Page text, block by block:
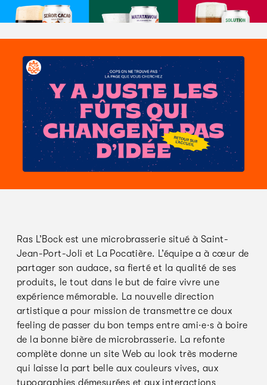
Ras L’Bock est une microbrasserie situé à Saint-
Jean-Port-Joli et La Pocatière. L’équipe a à cœur de
partager son audace, sa fierté et la qualité de ses
produits, le tout dans le but de faire vivre une
expérience mémorable. La nouvelle direction
artistique a pour mission de transmettre ce doux
feeling de passer du bon temps entre ami·e·s à boire
de la bonne bière de microbrasserie. La refonte
complète donne un site Web au look très moderne
qui laisse la part belle aux couleurs vives, aux